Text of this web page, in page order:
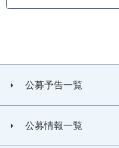
公募予告一覧
公募情報一覧